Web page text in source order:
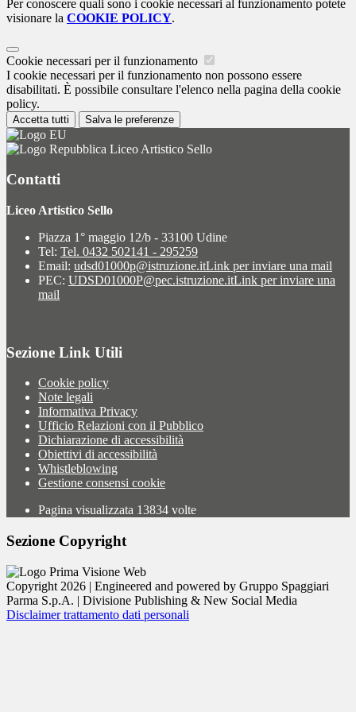
Per conoscere quali sono i cookie necessari al funzionamento potete
visionare la COOKIE POLICY.
Cookie necessari per il funzionamento
I cookie necessari per il funzionamento non possono essere
disabilitati. È possibile consultare l'elenco nella pagina della cookie
policy.
Accetta tutti Salva le preferenze
Liceo Artistico Sello
Contatti
Liceo Artistico Sello
Piazza 1° maggio 12/b - 33100 Udine
Tel: Tel. 0432 502141 - 295259
Email: udsd01000p@istruzione.itLink per inviare una mail
PEC: UDSD01000P@pec.istruzione.itLink per inviare una
mail
Sezione Link Utili
Cookie policy
Note legali
Informativa Privacy
Ufficio Relazioni con il Pubblico
Dichiarazione di accessibilità
Obiettivi di accessibilità
Whistleblowing
Gestione consensi cookie
Pagina visualizzata 13834 volte
Sezione Copyright
Copyright 2026 | Engineered and powered by Gruppo Spaggiari
Parma S.p.A. | Divisione Publishing & New Social Media
Disclaimer trattamento dati personali